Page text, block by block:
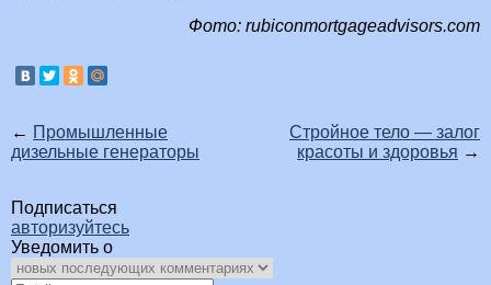
Фото: rubiconmortgageadvisors.com
← Промышленные
дизельные генераторы
Стройное тело — залог
красоты и здоровья →
Подписаться
авторизуйтесь
Уведомить о